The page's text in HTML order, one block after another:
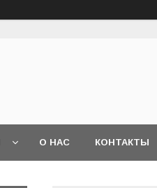
О НАС КОНТАКТЫ